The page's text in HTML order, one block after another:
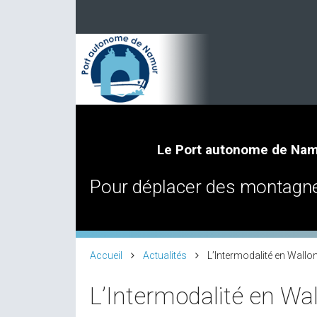
Le Port autonome de
Pour déplacer des
Le Port autonome de Namur
La voie d’eau pour autoroute
Le Port autonome de Namur
Le monde à portée d’eau
Accueil Actualités L’Intermodalité en
L’Intermodalité en